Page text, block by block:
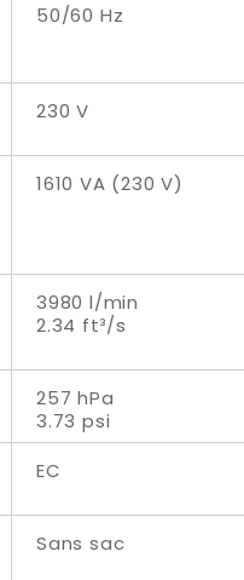
50/60 Hz
230 V
1610 VA (230 V)
3980 l/min
2.34 ft³/s
257 hPa
3.73 psi
EC
Sans sac